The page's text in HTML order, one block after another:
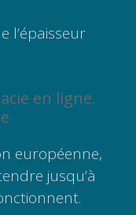
l’épaisseur
en ligne.
européenne,
jusqu’à